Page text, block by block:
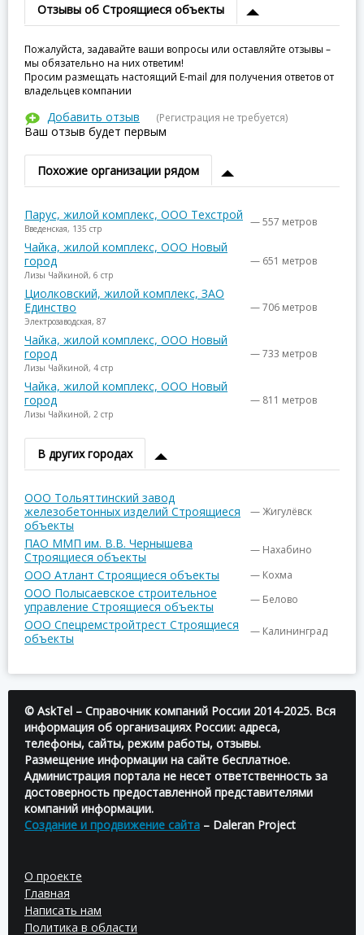
Отзывы об Строящиеся объекты
Пожалуйста, задавайте ваши вопросы или оставляйте отзывы –
мы обязательно на них ответим!
Просим размещать настоящий E-mail для получения ответов от
владельцев компании
Добавить отзыв (Регистрация не требуется)
Ваш отзыв будет первым
Похожие организации рядом
Парус, жилой комплекс, ООО Техстрой
Введенская, 135 стр — 557 метров
Чайка, жилой комплекс, ООО Новый
город
Лизы Чайкиной, 6 стр
— 651 метров
Циолковский, жилой комплекс, ЗАО
Единство
Электрозаводская, 87
— 706 метров
Чайка, жилой комплекс, ООО Новый
город
Лизы Чайкиной, 4 стр
— 733 метров
Чайка, жилой комплекс, ООО Новый
город
Лизы Чайкиной, 2 стр
— 811 метров
В других городах
ООО Тольяттинский завод
железобетонных изделий Строящиеся
объекты
— Жигулёвск
ПАО ММП им. В.В. Чернышева
Строящиеся объекты
— Нахабино
ООО Атлант Строящиеся объекты — Кохма
ООО Полысаевское строительное
управление Строящиеся объекты
— Белово
ООО Спецремстройтрест Строящиеся
объекты
— Калининград
© AskTel – Справочник компаний России 2014-2025. Вся
информация об организациях России: адреса,
телефоны, сайты, режим работы, отзывы.
Размещение информации на сайте бесплатное.
Администрация портала не несет ответственность за
достоверность предоставленной представителями
компаний информации.
Создание и продвижение сайта – Daleran Project
О проекте
Главная
Написать нам
Политика в области